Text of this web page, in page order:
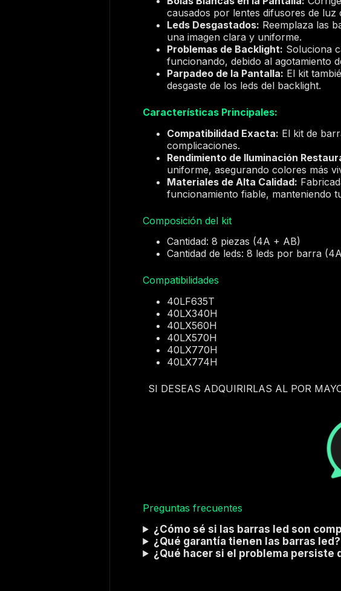
causados por lentes difusores de luz
Leds Desgastados: Reemplaza las
una imagen clara y uniforme.
Problemas de Backlight: Soluciona
funcionando, debido al agotamiento
Parpadeo de la Pantalla: El kit
desgaste de los leds del backlight.
Características Principales:
Compatibilidad Exacta: El kit de
complicaciones.
Rendimiento de Iluminación
uniforme, asegurando colores más
Materiales de Alta Calidad:
funcionamiento fiable, manteniendo
Composición del kit
Cantidad: 8 piezas (4A + AB)
Cantidad de leds: 8 leds por barra
Compatibilidades
40LF635T
40LX340H
40LX560H
40LX570H
40LX770H
40LX774H
SI DESEAS ADQUIRIRLAS AL POR
Preguntas frecuentes
¿Cómo sé si las barras led son
¿Qué garantía tienen las barras led?
¿Qué hacer si el problema persiste